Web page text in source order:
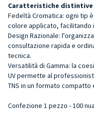
Caratteristiche
Fedeltà Cromatica: ogni tip
colore applicato, facilitando
Design Razionale:
consultazione rapida e
tecnica.
Versatilità di Gamma: la
UV permette al
TNS in un formato compatto
Confezione 1 pezzo - 100